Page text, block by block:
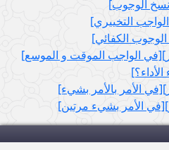
الوجوب‏]
التخييري‏]
الكفائي‏]
الواجب الموقت و الموسع‏]
الأمر بالأمر بشي‏ء]
الأمر بشي‏ء مرتين‏]